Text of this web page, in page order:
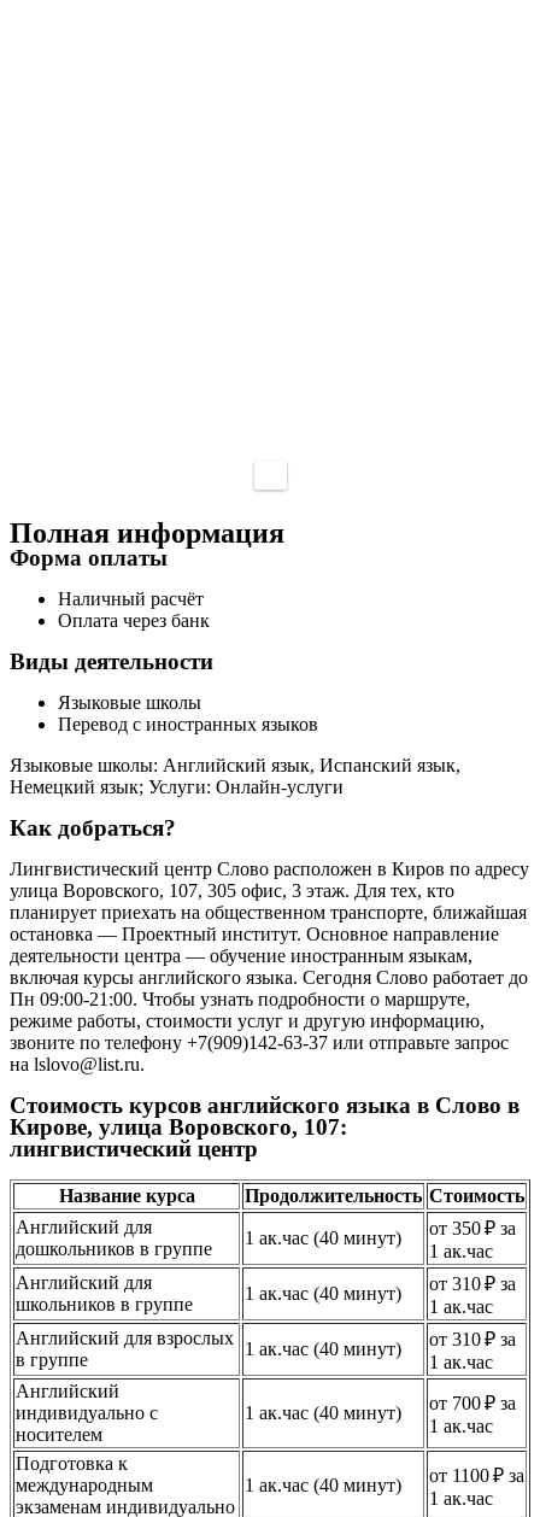
Полная информация
Форма оплаты
Наличный расчёт
Оплата через банк
Виды деятельности
Языковые школы
Перевод с иностранных языков
Языковые школы: Английский язык, Испанский язык,
Немецкий язык; Услуги: Онлайн-услуги
Как добраться?
Лингвистический центр Слово расположен в Киров по адресу
улица Воровского, 107, 305 офис, 3 этаж. Для тех, кто
планирует приехать на общественном транспорте, ближайшая
остановка — Проектный институт. Основное направление
деятельности центра — обучение иностранным языкам,
включая курсы английского языка. Сегодня Слово работает до
Пн 09:00-21:00. Чтобы узнать подробности о маршруте,
режиме работы, стоимости услуг и другую информацию,
звоните по телефону +7(909)142-63-37 или отправьте запрос
на lslovo@list.ru.
Стоимость курсов английского языка в Слово в
Кирове, улица Воровского, 107:
лингвистический центр
Название курса Продолжительность Стоимость
Английский для
дошкольников в группе
1 ак.час (40 минут)
от 350 ₽ за
1 ак.час
Английский для
школьников в группе
1 ак.час (40 минут)
от 310 ₽ за
1 ак.час
Английский для взрослых
в группе
1 ак.час (40 минут)
от 310 ₽ за
1 ак.час
Английский
индивидуально с
носителем
1 ак.час (40 минут)
от 700 ₽ за
1 ак.час
Подготовка к
международным
экзаменам индивидуально
1 ак.час (40 минут)
от 1100 ₽ за
1 ак.час